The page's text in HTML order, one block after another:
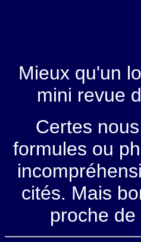
Mieux qu'un
mini revue
Certes
formules ou
cités. Mais
proche